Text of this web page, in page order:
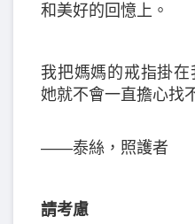
和美好的回憶上。
我把媽媽的戒指掛
她就不會一直擔心找
——泰絲，照護者
請考慮